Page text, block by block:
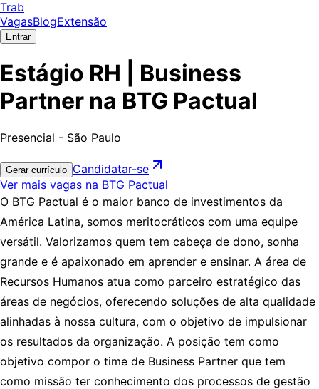
Trab
VagasBlogExtensão
Entrar
Estágio RH | Business
Partner na BTG Pactual
Presencial - São Paulo
Gerar currículo Candidatar-se
Ver mais vagas na BTG Pactual
O BTG Pactual é o maior banco de investimentos da
América Latina, somos meritocráticos com uma equipe
versátil. Valorizamos quem tem cabeça de dono, sonha
grande e é apaixonado em aprender e ensinar. A área de
Recursos Humanos atua como parceiro estratégico das
áreas de negócios, oferecendo soluções de alta qualidade
alinhadas à nossa cultura, com o objetivo de impulsionar
os resultados da organização. A posição tem como
objetivo compor o time de Business Partner que tem
como missão ter conhecimento dos processos de gestão